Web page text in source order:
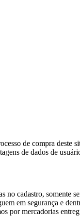
de compra deste
de dados de
cadastro, somente
em segurança e
por mercadorias